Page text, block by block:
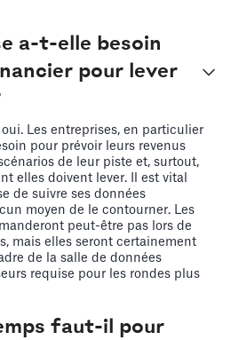
a-t-elle besoin
pour lever
Les entreprises, en particulier
pour prévoir leurs revenus
de leur piste et, surtout,
elles doivent lever. Il est vital
de suivre ses données
moyen de le contourner. Les
peut-être pas lors de
mais elles seront certainement
de la salle de données
requise pour les rondes plus
faut-il pour